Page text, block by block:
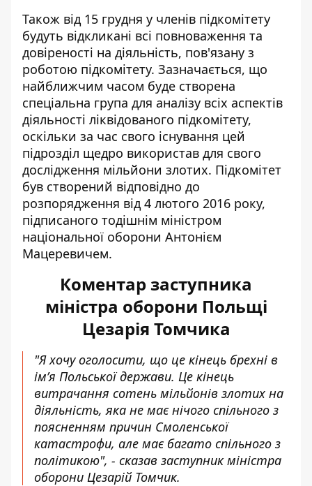
Також від 15 грудня у членів підкомітету
будуть відкликані всі повноваження та
довіреності на діяльність, пов'язану з
роботою підкомітету. Зазначається, що
найближчим часом буде створена
спеціальна група для аналізу всіх аспектів
діяльності ліквідованого підкомітету,
оскільки за час свого існування цей
підрозділ щедро використав для свого
дослідження мільйони злотих. Підкомітет
був створений відповідно до
розпорядження від 4 лютого 2016 року,
підписаного тодішнім міністром
національної оборони Антонієм
Мацеревичем.
Коментар заступника
міністра оборони Польщі
Цезарія Томчика
"Я хочу оголосити, що це кінець брехні в
ім’я Польської держави. Це кінець
витрачання сотень мільйонів злотих на
діяльність, яка не має нічого спільного з
поясненням причин Смоленської
катастрофи, але має багато спільного з
політикою", - сказав заступник міністра
оборони Цезарій Томчик.